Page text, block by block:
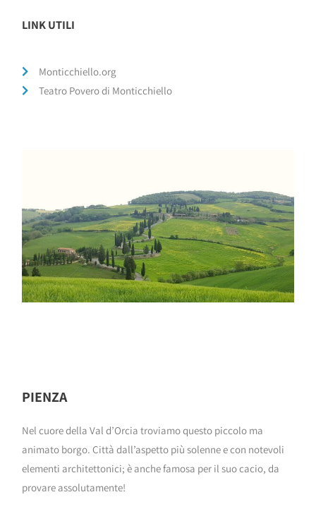
LINK UTILI
Monticchiello.org
Teatro Povero di Monticchiello
PIENZA
Nel cuore della Val d’Orcia troviamo questo piccolo ma
animato borgo. Città dall’aspetto più solenne e con notevoli
elementi architettonici; è anche famosa per il suo cacio, da
provare assolutamente!